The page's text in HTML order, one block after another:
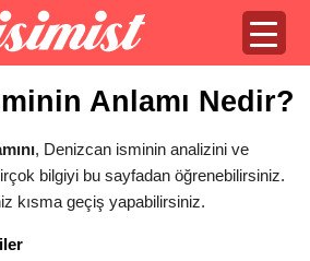
Anlamı Nedir?
, Denizcan isminin analizini ve
bilgiyi bu sayfadan öğrenebilirsiniz.
kısma geçiş yapabilirsiniz.